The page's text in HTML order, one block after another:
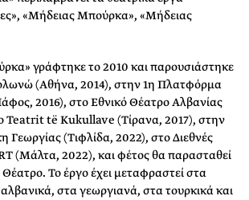
«Μήδειας Μπούρκα», «Μήδειας
γράφτηκε το 2010 και παρουσιάστηκε
(Αθήνα, 2014), στην 1η Πλατφόρμα
2016), στο Εθνικό Θέατρο Αλβανίας
Teatrit të Kukullave (Τίρανα, 2017), στην
Γεωργίας (Τιφλίδα, 2022), στο Διεθνές
(Μάλτα, 2022), και φέτος θα παρασταθεί
Το έργο έχει μεταφραστεί στα
στα γεωργιανά, στα τουρκικά και